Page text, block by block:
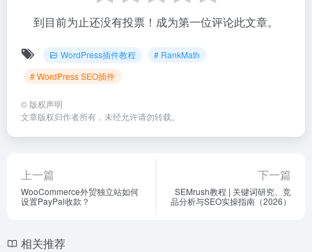
到目前为止还没有投票！成为第一位评论此文章。
WordPress插件教程
# RankMath
# WordPress SEO插件
© 版权声明
文章版权归作者所有，未经允许请勿转载。
上一篇
WooCommerce外贸独立站如何
设置PayPal收款？
下一篇
SEMrush教程 | 关键词研究、竞
品分析与SEO实操指南（2026）
相关推荐